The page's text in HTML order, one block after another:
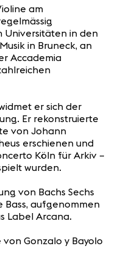
am
Universitäten in den
in Bruneck, an
Accademia
er sich der
Er rekonstruierte
von Johann
erschienen und
Köln für Arkiv –
wurden.
von Bachs Sechs
Bass, aufgenommen
Label Arcana.
Gonzalo y Bayolo